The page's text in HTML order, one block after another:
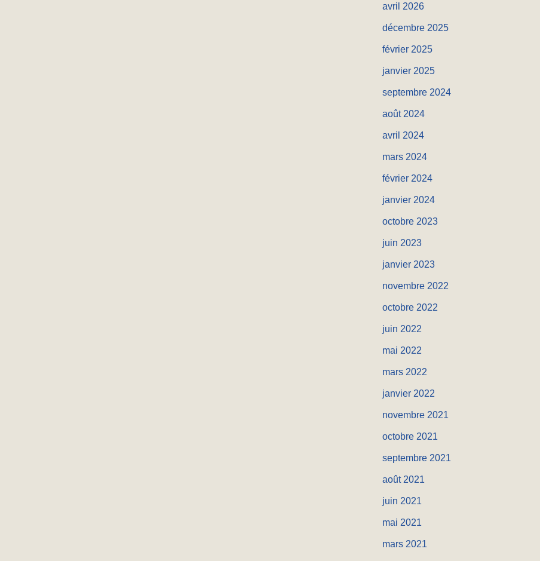
e
r
c
h
e
avril 2026
décembre 2025
février 2025
janvier 2025
septembre 2024
août 2024
avril 2024
mars 2024
février 2024
janvier 2024
octobre 2023
juin 2023
janvier 2023
novembre 2022
octobre 2022
juin 2022
mai 2022
mars 2022
janvier 2022
novembre 2021
octobre 2021
septembre 2021
août 2021
juin 2021
mai 2021
mars 2021